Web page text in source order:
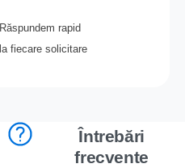
Răspundem rapid
la fiecare solicitare
Întrebări
frecvente